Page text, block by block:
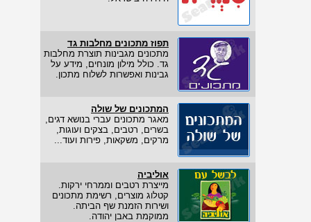
תפוז מתכונים מחלבות גד
מתכונים מגבינות תוצרת מחלבות
גד. כולל מילון מונחים, מידע על
גבינות ואפשרות לשלוח מתכון.
המתכונים של שולה
מאגר מתכונים עברי בנושא דגים,
בשרים, רטבים, בצקים ועוגות,
מרקים, משקאות, פירות ועוד...
אוליביה
מייצרת רטבים וממרחי ירקות.
קטלוג מוצרים, רשימת מתכונים
ושירות הזמנת שף הביתה.
ממוקמת באבן יהודה.